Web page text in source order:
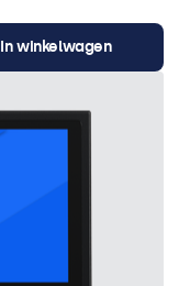
In winkelwagen